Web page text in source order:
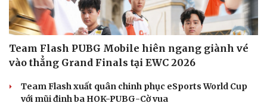
Team Flash PUBG Mobile hiên ngang giành vé
vào thẳng Grand Finals tại EWC 2026
Team Flash xuất quân chinh phục eSports World Cup
với mũi đinh ba HOK-PUBG-Cờ vua